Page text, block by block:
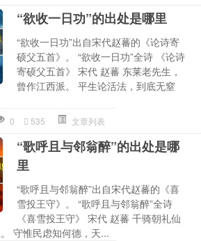
“欲收一日功”的出处是哪里
“欲收一日功”出自宋代赵蕃的《论诗寄
硕父五首》。 “欲收一日功”全诗 《论诗
寄硕父五首》 宋代 赵蕃 东莱老先生，
曾作江西派。 平生论活法，到底无窒
0 535 文章列表
“歌呼且与邻翁醉”的出处是哪
里
“歌呼且与邻翁醉”出自宋代赵蕃的《喜
雪投王守》。 “歌呼且与邻翁醉”全诗
《喜雪投王守》 宋代 赵蕃 千骑朝礼仙
守惟民虑知何德，天...